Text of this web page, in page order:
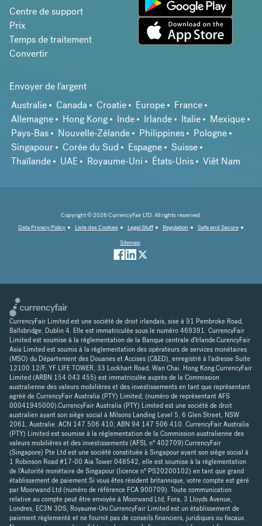
Centre de support
Prix
Temps de traitement
Convertir
Envoyer de l'argent
Australie
Canada Croatie Europe
France
Allemagne
Hong Kong Inde Irlande Italie
Mexique
Pays-Bas
Nouvelle-Zélande Philippines
Pologne
Singapour
Corée du Sud Espagne
Suisse
Thaïlande
UAE Royaume-Uni États-Unis Viêt Nam
Copyright © 2026 CurrencyFair LTD. All rights reserved.
Data Privacy Policy
Liste des Cookies Legal Stuff Regulation
Safe and Secure
Sitemap
CurrencyFair Limited est une société de droit irlandais, sise à 91 Pembroke Road,
Ballsbridge, Dublin 4. Elle est immatriculée sous le numéro 469391. CurrencyFair
Limited est soumise à la réglementation de la Banque centrale d'Irlande.CurencyFair
Asia Limited est soumis à la réglementation des opérateurs de services monétaires
(MSO) du Département des Douanes et Accises (C&ED), enregistré à l'adresse Suite
12100 12/F, YF LIFE TOWER, 33 Lockhart Road, Wan Chai. Hong Kong.CurrencyFair
Limited (ARBN 154 043 455) est immatriculée auprès de la Commission
australienne des valeurs mobilières et des investissements en tant que représentant
agréé de CurrencyFair Australia (PTY) Limited, (numéro de représentant AFS
00041945000).CurrencyFair Australia (PTY) Limited est une société de droit
australien ayant son siège social à Milsons Landing Level 5, 6 Glen Street, NSW
2061, Australie. ACN 147 506 410, ABN 94 147 506 410. CurrencyFair Australia
(PTY) Limited est soumise à la réglementation de la Commission australienne des
valeurs mobilières et des investissements (AFSL n° 402709).CurrencyFair
(Singapore) Pte Ltd est une société constituée à Singapour ayant son siège social à
1 Robinson Road #17-00 Aia Tower 048542, elle est soumise à la réglementation
de l'Autorité monétaire de Singapour (licence n° PS20200102) en tant que grand
établissement de paiement.Si vous êtes résident britannique, votre compte est géré
par Moorwand Ltd (numéro de référence FCA 900709). Toute communication
relative au compte peut être envoyée à Moorwand Ltd, Fora, 3 Lloyds Avenue,
Londres, EC3N 3DS, Royaume-Uni.CurrencyFair Limited est un établissement de
paiement réglementé et ne fournit pas de conseils financiers, juridiques ou fiscaux.